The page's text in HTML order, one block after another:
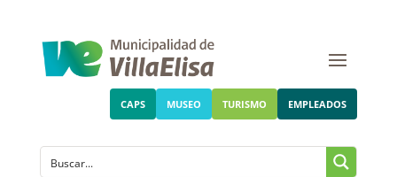
CAPS MUSEO TURISMO EMPLEADOS